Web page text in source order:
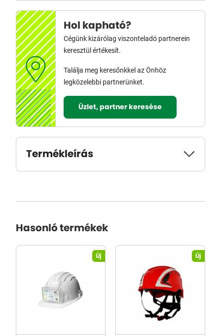
Hol kapható?
Cégünk kizárólag viszonteladó partnerein
keresztül értékesít.
Találja meg keresőnkkel az Önhöz
legközelebbi partnerünket.
Üzlet, partner keresése
Termékleírás
Hasonló termékek
Új Új